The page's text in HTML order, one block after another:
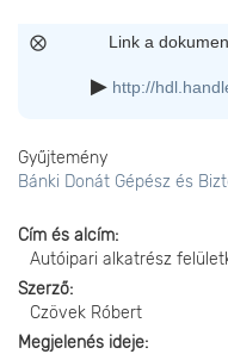
Link a
http://
Gyűjtemény
Bánki Donát Gépész és
Cím és alcím
Autóipari alkatrész
Szerző
Czövek Róbert
Megjelenés ideje